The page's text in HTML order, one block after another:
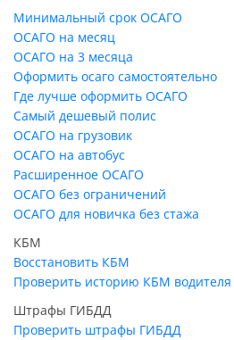
Минимальный срок ОСАГО
ОСАГО на месяц
ОСАГО на 3 месяца
Оформить осаго самостоятельно
Где лучше оформить ОСАГО
Самый дешевый полис
ОСАГО на грузовик
ОСАГО на автобус
Расширенное ОСАГО
ОСАГО без ограничений
ОСАГО для новичка без стажа
КБМ
Восстановить КБМ
Проверить историю КБМ водителя
Штрафы ГИБДД
Проверить штрафы ГИБДД